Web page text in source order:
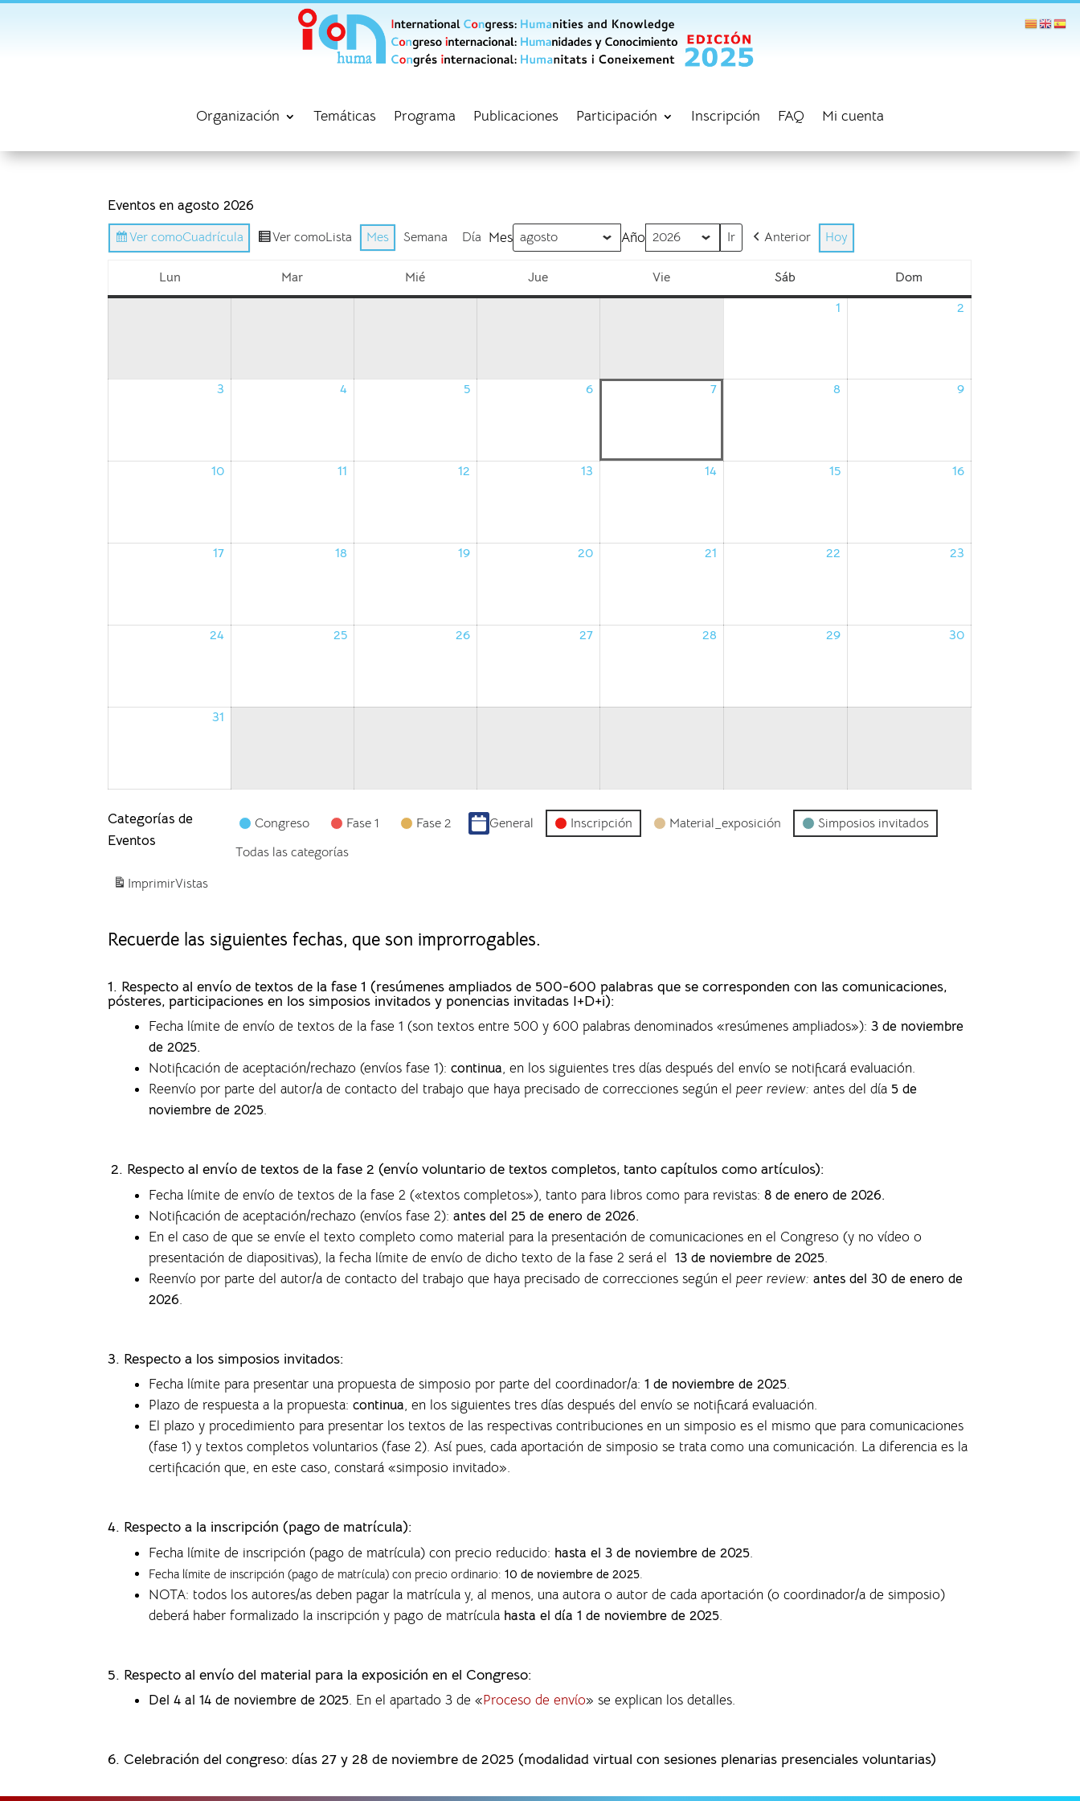
Organización Temáticas Programa Publicaciones Participación Inscripción FAQ Mi cuenta
Eventos en agosto 2026
Ver comoCuadrícula Ver comoLista Mes Semana Día Mes Año Anterior Hoy
Lun Mar Mié Jue Vie Sáb Dom
1
2
3 4 5 6 7 8 9
10 11 12 13 14 15 16
17 18 19 20 21 22 23
24 25 26 27 28 29 30
31
Categorías de
Eventos
Congreso Fase 1 Fase 2 General Inscripción Material_exposición
Simposios invitados
Todas las categorías
ImprimirVistas
Recuerde las siguientes fechas, que son improrrogables.
1. Respecto al envío de textos de la fase 1 (resúmenes ampliados de 500-600 palabras que se corresponden con las comunicaciones,
pósteres, participaciones en los simposios invitados y ponencias invitadas I+D+i):
Fecha límite de envío de textos de la fase 1 (son textos entre 500 y 600 palabras denominados «resúmenes ampliados»): 3 de noviembre
de 2025.
Notificación de aceptación/rechazo (envíos fase 1):continua, en los siguientes tres días después del envío se notificará evaluación.
Reenvío por parte del autor/a de contacto del trabajo que haya precisado de correcciones según elpeer review: antes del día 5 de
noviembre de 2025.
2. Respecto al envío de textos de la fase 2 (envío voluntario de textos completos, tanto capítulos como artículos):
Fecha límite de envío de textos de la fase 2 («textos completos»), tanto para libros como para revistas:8 de enero de 2026.
Notificación de aceptación/rechazo (envíos fase 2):antes del 25 de enero de 2026.
En el caso de que se envíe el texto completo como material para la presentación de comunicaciones en el Congreso (y no vídeo o
presentación de diapositivas), la fecha límite de envío de dicho texto de la fase 2 será el 13 de noviembre de 2025.
Reenvío por parte del autor/a de contacto del trabajo que haya precisado de correcciones según elpeer review: antes del 30 de enero de
2026.
3. Respecto a los simposios invitados:
Fecha límite para presentar una propuesta de simposio por parte del coordinador/a:1 de noviembre de 2025.
Plazo de respuesta a la propuesta:continua, en los siguientes tres días después del envío se notificará evaluación.
El plazo y procedimiento para presentar los textos de las respectivas contribuciones en un simposio es el mismo que para comunicaciones
(fase 1) y textos completos voluntarios (fase 2). Así pues, cada aportación de simposio se trata como una comunicación. La diferencia es la
certificación que, en este caso, constará «simposio invitado».
4. Respecto a la inscripción (pago de matrícula):
Fecha límite de inscripción (pago de matrícula) con precio reducido: hasta el 3 de noviembre de 2025.
Fecha límite de inscripción (pago de matrícula) con precio ordinario:10 de noviembre de 2025.
NOTA: todos los autores/as deben pagar la matrícula y, al menos, una autora o autor de cada aportación (o coordinador/a de simposio)
deberá haber formalizado la inscripción y pago de matrícula hasta el día 1 de noviembre de 2025.
5. Respecto al envío del material para la exposición en el Congreso:
Del 4 al 14 de noviembre de 2025. En el apartado 3 de «Proceso de envío» se explican los detalles.
6. Celebración del congreso: días 27 y 28 de noviembre de 2025 (modalidad virtual con sesiones plenarias presenciales voluntarias)